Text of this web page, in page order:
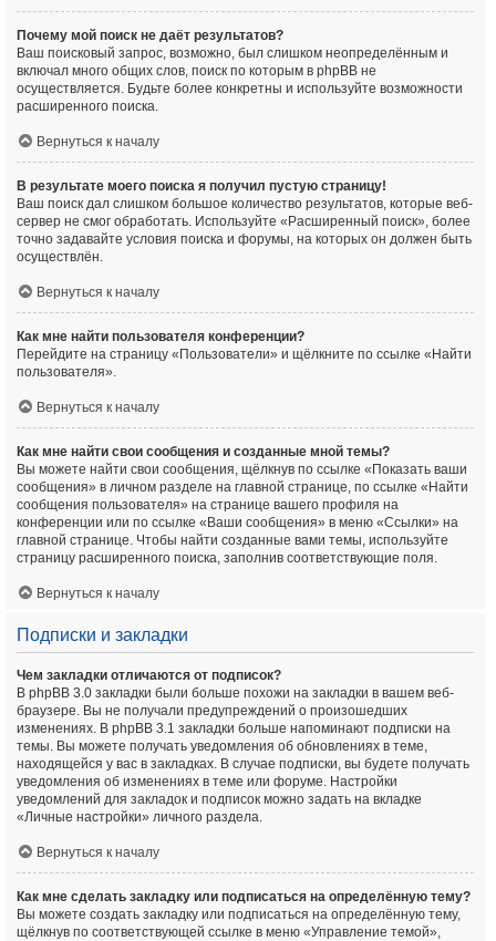
Почему мой поиск не даёт результатов?
Ваш поисковый запрос, возможно, был слишком неопределённым и
включал много общих слов, поиск по которым в phpBB не
осуществляется. Будьте более конкретны и используйте возможности
расширенного поиска.
Вернуться к началу
В результате моего поиска я получил пустую страницу!
Ваш поиск дал слишком большое количество результатов, которые веб-
сервер не смог обработать. Используйте «Расширенный поиск», более
точно задавайте условия поиска и форумы, на которых он должен быть
осуществлён.
Вернуться к началу
Как мне найти пользователя конференции?
Перейдите на страницу «Пользователи» и щёлкните по ссылке «Найти
пользователя».
Вернуться к началу
Как мне найти свои сообщения и созданные мной темы?
Вы можете найти свои сообщения, щёлкнув по ссылке «Показать ваши
сообщения» в личном разделе на главной странице, по ссылке «Найти
сообщения пользователя» на странице вашего профиля на
конференции или по ссылке «Ваши сообщения» в меню «Ссылки» на
главной странице. Чтобы найти созданные вами темы, используйте
страницу расширенного поиска, заполнив соответствующие поля.
Вернуться к началу
Подписки и закладки
Чем закладки отличаются от подписок?
В phpBB 3.0 закладки были больше похожи на закладки в вашем веб-
браузере. Вы не получали предупреждений о произошедших
изменениях. В phpBB 3.1 закладки больше напоминают подписки на
темы. Вы можете получать уведомления об обновлениях в теме,
находящейся у вас в закладках. В случае подписки, вы будете получать
уведомления об изменениях в теме или форуме. Настройки
уведомлений для закладок и подписок можно задать на вкладке
«Личные настройки» личного раздела.
Вернуться к началу
Как мне сделать закладку или подписаться на определённую тему?
Вы можете создать закладку или подписаться на определённую тему,
щёлкнув по соответствующей ссылке в меню «Управление темой»,